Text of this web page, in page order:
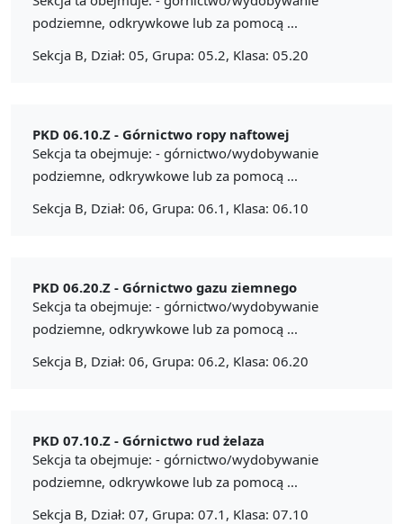
podziemne, odkrywkowe lub za pomocą ...
Sekcja B, Dział: 05, Grupa: 05.2, Klasa: 05.20
PKD 06.10.Z - Górnictwo ropy naftowej
Sekcja ta obejmuje: - górnictwo/wydobywanie
podziemne, odkrywkowe lub za pomocą ...
Sekcja B, Dział: 06, Grupa: 06.1, Klasa: 06.10
PKD 06.20.Z - Górnictwo gazu ziemnego
Sekcja ta obejmuje: - górnictwo/wydobywanie
podziemne, odkrywkowe lub za pomocą ...
Sekcja B, Dział: 06, Grupa: 06.2, Klasa: 06.20
PKD 07.10.Z - Górnictwo rud żelaza
Sekcja ta obejmuje: - górnictwo/wydobywanie
podziemne, odkrywkowe lub za pomocą ...
Sekcja B, Dział: 07, Grupa: 07.1, Klasa: 07.10